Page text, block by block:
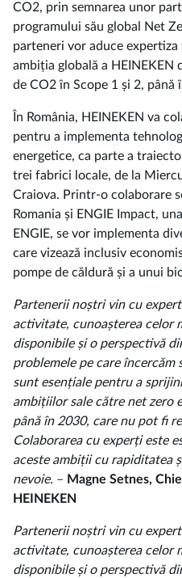
CO2, prin semnarea unor
programului său global Net
parteneri vor aduce
ambiția globală a HEINEKEN
de CO2 în Scope 1 și 2, până
În România, HEINEKEN va
pentru a implementa
energetice, ca parte a
trei fabrici locale, de la
Craiova. Printr-o colaborare
Romania și ENGIE Impact,
ENGIE, se vor implementa
care vizează inclusiv
pompe de căldură și a unui
Partenerii noștri vin cu
activitate, cunoașterea celor
disponibile și o perspectivă
problemele pe care încercăm
sunt esențiale pentru a
ambițiilor sale către net zero
până în 2030, care nu pot fi
Colaborarea cu experți este
aceste ambiții cu rapiditatea
nevoie. – Magne Setnes,
HEINEKEN
Partenerii noștri vin cu
activitate, cunoașterea celor
disponibile și o perspectivă